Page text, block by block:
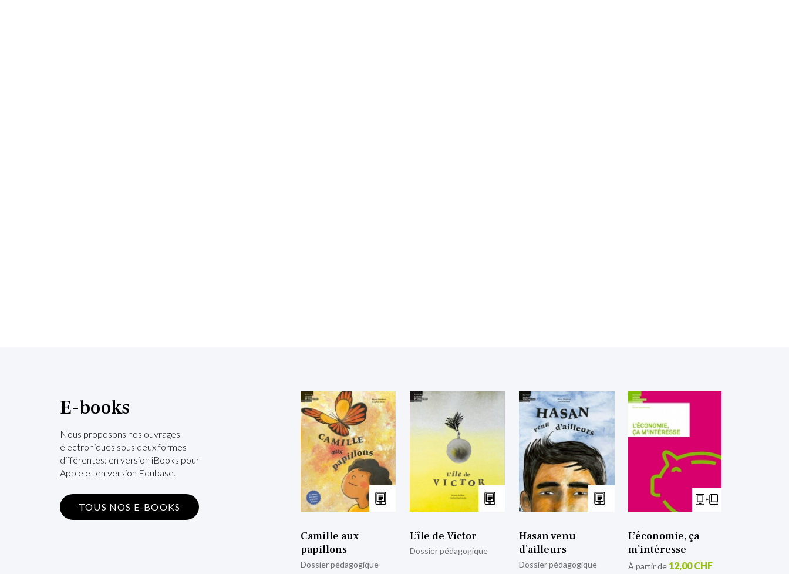
E-books
Nous proposons nos ouvrages
électroniques sous deux formes
différentes: en version iBooks pour
Apple et en version Edubase.
TOUS NOS E-BOOKS
Camille aux
papillons
Dossier pédagogique
L’île de Victor
Dossier pédagogique
Hasan venu
d’ailleurs
Dossier pédagogique
L’économie, ça
m’intéresse
À partir de 12,00 CHF